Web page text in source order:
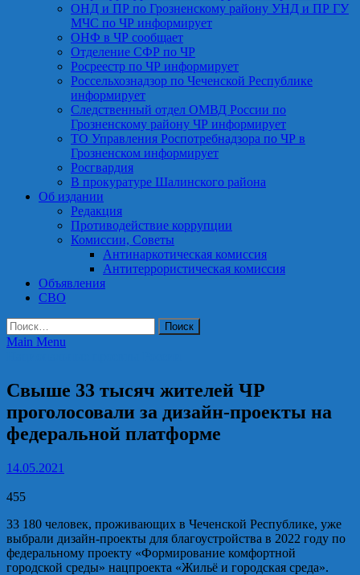
ОНД и ПР по Грозненскому району УНД и ПР ГУ
МЧС по ЧР информирует
ОНФ в ЧР сообщает
Отделение СФР по ЧР
Росреестр по ЧР информирует
Россельхознадзор по Чеченской Республике
информирует
Следственный отдел ОМВД России по
Грозненскому району ЧР информирует
ТО Управления Роспотребнадзора по ЧР в
Грозненском информирует
Росгвардия
В прокуратуре Шалинского района
Об издании
Редакция
Противодействие коррупции
Комиссии, Советы
Антинаркотическая комиссия
Антитеррористическая комиссия
Объявления
СВО
Найти:
Main Menu
Свыше 33 тысяч жителей ЧР
проголосовали за дизайн-проекты на
федеральной платформе
14.05.2021
455
33 180 человек, проживающих в Чеченской Республике, уже
выбрали дизайн-проекты для благоустройства в 2022 году по
федеральному проекту «Формирование комфортной
городской среды» нацпроекта «Жильё и городская среда».